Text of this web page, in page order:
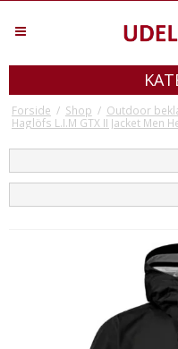
Forside / Shop / Outdoor
Haglöfs L.I.M GTX II Jacket Men